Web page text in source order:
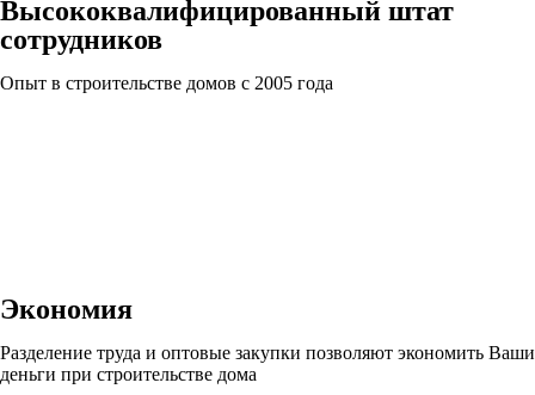
Высококвалифицированный штат
сотрудников
Опыт в строительстве домов с 2005 года
Экономия
Разделение труда и оптовые закупки позволяют экономить Ваши
деньги при строительстве дома